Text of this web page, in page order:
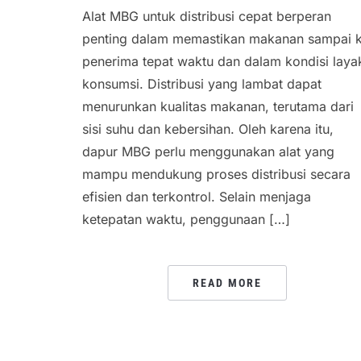
Alat MBG untuk distribusi cepat berperan
penting dalam memastikan makanan sampai
penerima tepat waktu dan dalam kondisi
konsumsi. Distribusi yang lambat dapat
menurunkan kualitas makanan, terutama dari
sisi suhu dan kebersihan. Oleh karena itu,
dapur MBG perlu menggunakan alat yang
mampu mendukung proses distribusi secara
efisien dan terkontrol. Selain menjaga
ketepatan waktu, penggunaan […]
READ MORE